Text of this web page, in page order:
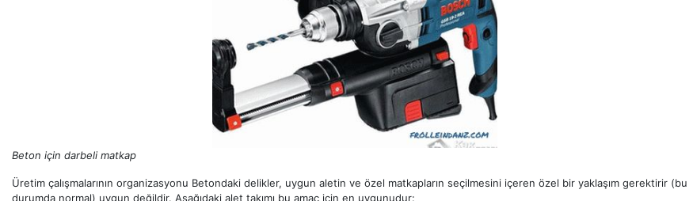
Beton için darbeli matkap
Üretim çalışmalarının organizasyonu Betondaki delikler, uygun aletin ve özel matkapların seçilmesini içeren özel bir yaklaşım gerektirir (bu
durumda normal) uygun değildir. Aşağıdaki alet takımı bu amaç için en uygunudur: